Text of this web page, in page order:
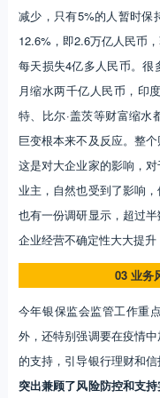
减少，只有5%的人暂时保
12.6%，即2.6万亿人民币
每天损失4亿多人民币。
月缩水两千亿人民币，印
特、比尔·盖茨等财富缩水
巨变根本来不及反应。整
这是对大企业家的影响，
业主，自然也受到了影响
也有一份调研显示，超过
企业经营不确定性大大提升
03 业务
今年银保监会监管工作重
外，还特别强调要在疫情
的支持，引导银行理财和
突出兼顾了风险防控和支